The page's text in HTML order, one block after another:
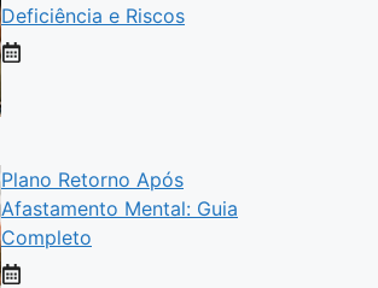
Deficiência e Riscos
Plano Retorno Após
Afastamento Mental: Guia
Completo